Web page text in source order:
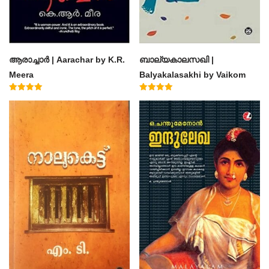
ആരാച്ചാര്‍ | Aarachar by K.R.
Meera
ബാല്യകാലസഖി |
Balyakalasakhi by Vaikom
Muhammad Basheer
4.60
out of 5